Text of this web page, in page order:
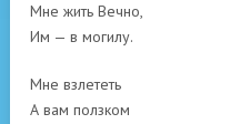
Мне жить Вечно,
Им — в могилу.
Мне взлететь
А вам ползком